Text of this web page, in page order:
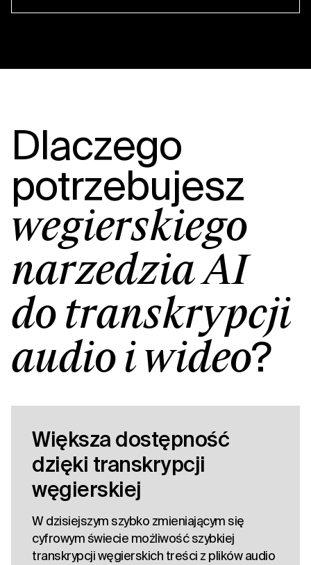
Dlaczego
potrzebujesz
węgierskiego
narzędzia AI
do transkrypcji
audio i wideo?
Większa dostępność
dzięki transkrypcji
węgierskiej
W dzisiejszym szybko zmieniającym się
cyfrowym świecie możliwość szybkiej
transkrypcji węgierskich treści z plików audio